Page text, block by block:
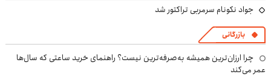
جواد نکونام سرمربی تراکتور شد
بازرگانی
چرا ارزان‌ترین همیشه به‌صرفه‌ترین نیست؟ راهنمای خرید ساعتی که سال‌ها
عمر می‌کند